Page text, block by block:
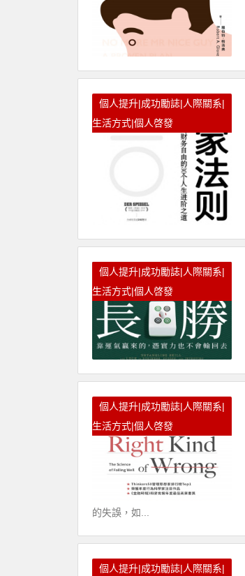
個人提升|成功勵誌|人際關系|
生活方式|個人啓發
個人提升|成功勵誌|人際關系|
生活方式|個人啓發
個人提升|成功勵誌|人際關系|
生活方式|個人啓發
的失誤，如...
個人提升|成功勵誌|人際關系|